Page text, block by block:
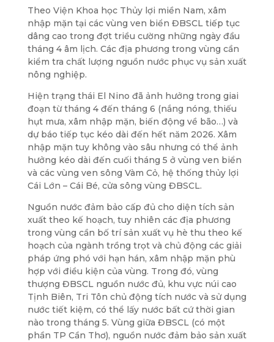
Theo Viện Khoa học Thủy lợi miền Nam, xâm
nhập mặn tại các vùng ven biển ĐBSCL tiếp tục
dâng cao trong đợt triều cường những ngày đầu
tháng 4 âm lịch. Các địa phương trong vùng cần
kiểm tra chất lượng nguồn nước phục vụ sản xuất
nông nghiệp.
Hiện trạng thái El Nino đã ảnh hưởng trong giai
đoạn từ tháng 4 đến tháng 6 (nắng nóng, thiếu
hụt mưa, xâm nhập mặn, biến động về bão…) và
dự báo tiếp tục kéo dài đến hết năm 2026. Xâm
nhập mặn tuy không vào sâu nhưng có thể ảnh
hưởng kéo dài đến cuối tháng 5 ở vùng ven biển
và các vùng ven sông Vàm Cỏ, hệ thống thủy lợi
Cái Lớn – Cái Bé, cửa sông vùng ĐBSCL.
Nguồn nước đảm bảo cấp đủ cho diện tích sản
xuất theo kế hoạch, tuy nhiên các địa phương
trong vùng cần bố trí sản xuất vụ hè thu theo kế
hoạch của ngành trồng trọt và chủ động các giải
pháp ứng phó với hạn hán, xâm nhập mặn phù
hợp với điều kiện của vùng. Trong đó, vùng
thượng ĐBSCL nguồn nước đủ, khu vực núi cao
Tịnh Biên, Tri Tôn chủ động tích nước và sử dụng
nước tiết kiệm, có thể lấy nước bất cứ thời gian
nào trong tháng 5. Vùng giữa ĐBSCL (có một
phần TP Cần Thơ), nguồn nước đảm bảo sản xuất